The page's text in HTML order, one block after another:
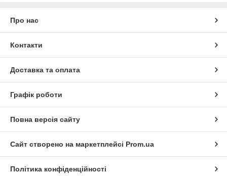
Про нас
Контакти
Доставка та оплата
Графік роботи
Повна версія сайту
Сайт створено на маркетплейсі Prom.ua
Політика конфіденційності